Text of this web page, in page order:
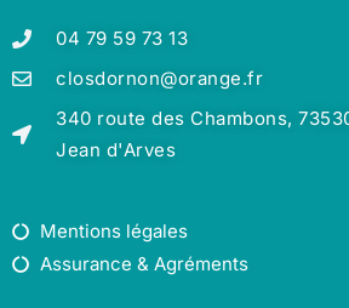
04 79 59 73 13
closdornon@orange.fr
340 route des Chambons,
Jean d'Arves
Mentions légales
Assurance & Agréments